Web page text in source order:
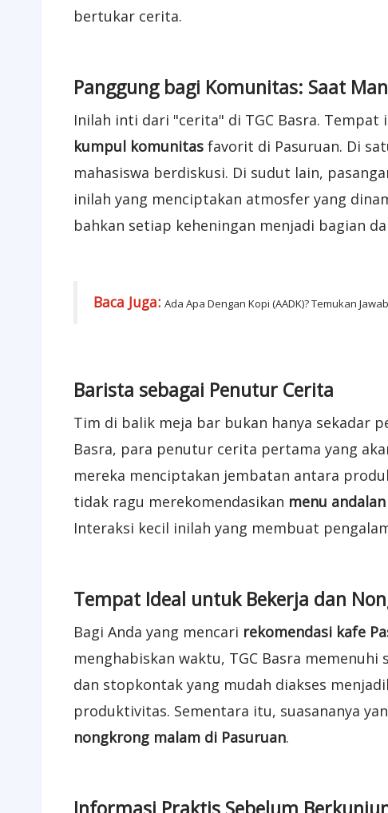
bertukar cerita.
Panggung bagi Komunitas: Saat
Inilah inti dari "cerita" di TGC Basra. Tempat
kumpul komunitas favorit di Pasuruan. Di
mahasiswa berdiskusi. Di sudut lain,
inilah yang menciptakan atmosfer yang
bahkan setiap keheningan menjadi bagian
Baca Juga: Ada Apa Dengan Kopi (AADK)? Temukan
Barista sebagai Penutur Cerita
Tim di balik meja bar bukan hanya sekadar
Basra, para penutur cerita pertama yang
mereka menciptakan jembatan antara
tidak ragu merekomendasikan menu andalan
Interaksi kecil inilah yang membuat
Tempat Ideal untuk Bekerja dan
Bagi Anda yang mencari rekomendasi kafe
menghabiskan waktu, TGC Basra
dan stopkontak yang mudah diakses
produktivitas. Sementara itu, suasananya
nongkrong malam di Pasuruan.